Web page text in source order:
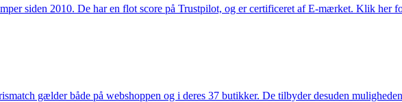
siden 2010. De har en flot score på Trustpilot, og er certificeret af E-mærket. Klik her
gælder både på webshoppen og i deres 37 butikker. De tilbyder desuden